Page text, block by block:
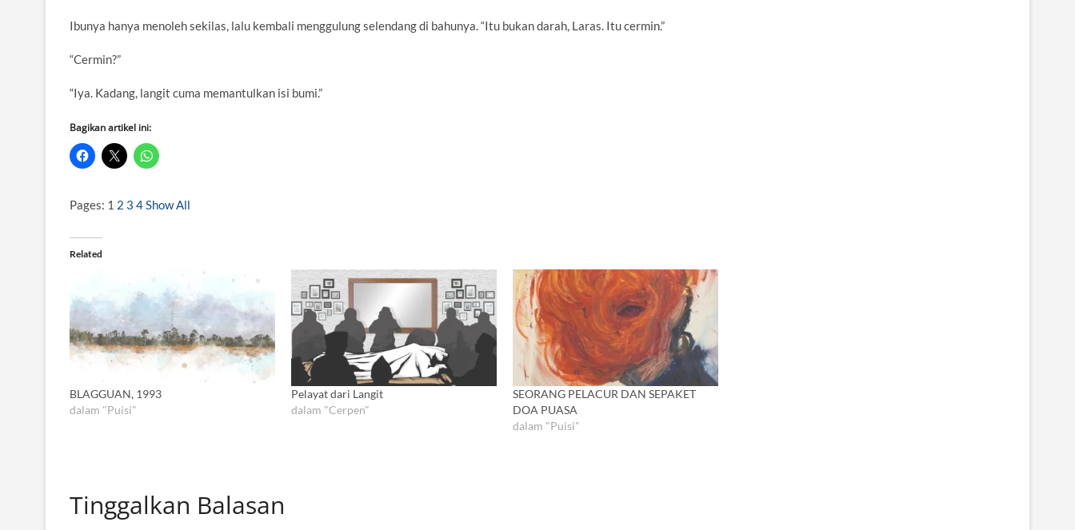
Ibunya hanya menoleh sekilas, lalu kembali menggulung selendang di bahunya. “Itu bukan darah, Laras. Itu cermin.”
“Cermin?”
“Iya. Kadang, langit cuma memantulkan isi bumi.”
Bagikan artikel ini:
Pages: 1 2 3 4Show All
Related
BLAGGUAN, 1993
dalam "Puisi"
Pelayat dari Langit
dalam "Cerpen"
SEORANG PELACUR DAN SEPAKET
DOA PUASA
dalam "Puisi"
Tinggalkan Balasan